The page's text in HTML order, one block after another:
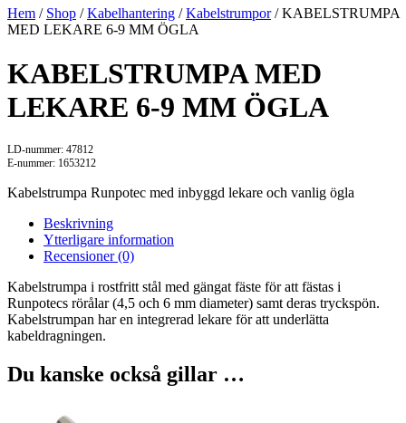
Hem / Shop /Kabelhantering /Kabelstrumpor/ KABELSTRUMPA
MED LEKARE 6-9 MM ÖGLA
KABELSTRUMPA MED
LEKARE 6-9 MM ÖGLA
LD-nummer: 47812
E-nummer: 1653212
Kabelstrumpa Runpotec med inbyggd lekare och vanlig ögla
Beskrivning
Ytterligare information
Recensioner (0)
Kabelstrumpa i rostfritt stål med gängat fäste för att fästas i
Runpotecs rörålar (4,5 och 6 mm diameter) samt deras tryckspön.
Kabelstrumpan har en integrerad lekare för att underlätta
kabeldragningen.
Du kanske också gillar …